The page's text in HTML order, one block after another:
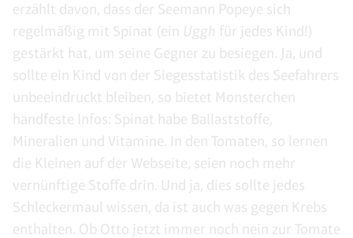
erzählt davon, dass der Seemann Popeye sich
regelmäßig mit Spinat (ein Uggh für jedes Kind!)
gestärkt hat, um seine Gegner zu besiegen. Ja, und
sollte ein Kind von der Siegesstatistik des Seefahrers
unbeeindruckt bleiben, so bietet Monsterchen
handfeste Infos: Spinat habe Ballaststoffe,
Mineralien und Vitamine. In den Tomaten, so lernen
die Kleinen auf der Webseite, seien noch mehr
vernünftige Stoffe drin. Und ja, dies sollte jedes
Schleckermaul wissen, da ist auch was gegen Krebs
enthalten. Ob Otto jetzt immer noch nein zur Tomate